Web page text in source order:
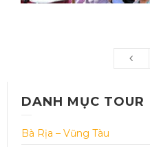
DANH MỤC TOUR
Bà Rịa – Vũng Tàu